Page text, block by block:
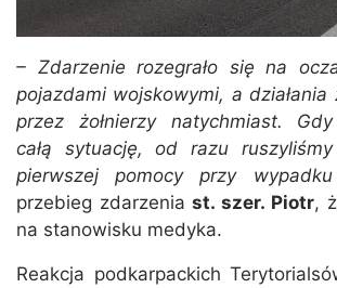
– Zdarzenie rozegrało się na
pojazdami wojskowymi, a działania
przez żołnierzy natychmiast.
całą sytuację, od razu
pierwszej pomocy przy wypadku
przebieg zdarzeniast. szer. Piotr,
na stanowisku medyka.
Reakcja podkarpackich